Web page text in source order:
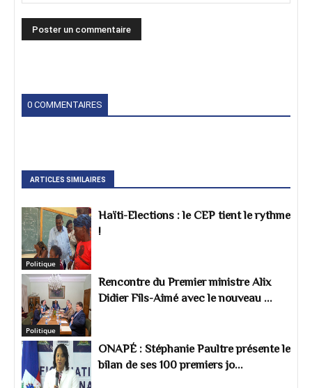
0 COMMENTAIRES
ARTICLES SIMILAIRES
Politique
Haïti-Elections : le CEP tient le rythme
!
Politique
Rencontre du Premier ministre Alix
Didier Fils-Aimé avec le nouveau ...
ONAPÉ : Stéphanie Paultre présente le
bilan de ses 100 premiers jo...